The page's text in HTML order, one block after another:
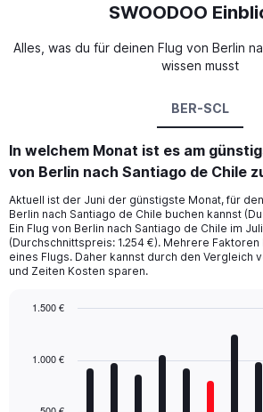
SWOODOO
Alles, was du für deinen Flug von Berlin
wissen musst
BER-SCL
In welchem Monat ist es am
von Berlin nach Santiago de Chile
Aktuell ist der Juni der günstigste Monat, für
Berlin nach Santiago de Chile buchen kannst
Ein Flug von Berlin nach Santiago de Chile im
(Durchschnittspreis: 1.254 €). Mehrere
eines Flugs. Daher kannst durch den Vergleich
und Zeiten Kosten sparen.
with
1.000 €
1.500 €